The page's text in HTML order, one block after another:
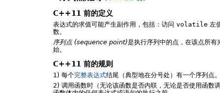
C++11 前的定义
表达式的求值可能产生副作用，包括：访问 volatile 左
数。
序列点 (sequence point)是执行序列中的点，在该点所
始。
C++11 前的规则
1) 每个完整表达式结尾（典型地在分号处）有一个序列点
2) 调用函数时（无论该函数是否内联，无论是否使用函数